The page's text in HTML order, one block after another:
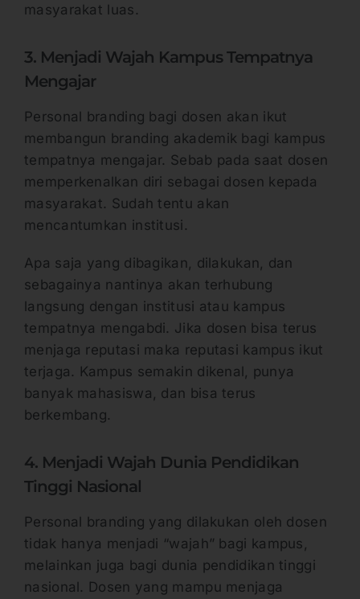
masyarakat luas.
3. Menjadi Wajah Kampus Tempatnya
Mengajar
Personal branding bagi dosen akan ikut
membangun branding akademik bagi kampus
tempatnya mengajar. Sebab pada saat dosen
memperkenalkan diri sebagai dosen kepada
masyarakat. Sudah tentu akan
mencantumkan institusi.
Apa saja yang dibagikan, dilakukan, dan
sebagainya nantinya akan terhubung
langsung dengan institusi atau kampus
tempatnya mengabdi. Jika dosen bisa terus
menjaga reputasi maka reputasi kampus ikut
terjaga. Kampus semakin dikenal, punya
banyak mahasiswa, dan bisa terus
berkembang.
4. Menjadi Wajah Dunia Pendidikan
Tinggi Nasional
Personal branding yang dilakukan oleh dosen
tidak hanya menjadi “wajah” bagi kampus,
melainkan juga bagi dunia pendidikan tinggi
nasional. Dosen yang mampu menjaga